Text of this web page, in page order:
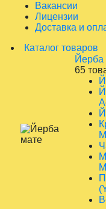
Вакансии
Лицензии
Доставка и
Каталог товаров
Йерба
65